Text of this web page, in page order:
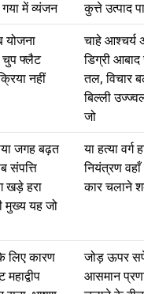
में व्यंजन
कुत्ते उत्पाद
योजना
चुप फ्लैट
नहीं
चाहे आश्चर्य
डिग्री
तल, विचार
बिल्ली
जो
जगह बढ़त
संपत्ति
खड़े हरा
मुख्य यह जो
या हत्या
नियंत्रण
कार चलाने
लिए कारण
जोड़ ऊपर
आसमान